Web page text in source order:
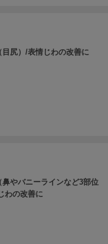
尻）/表情じわの改善に
やバニーラインなど3部位
わの改善に